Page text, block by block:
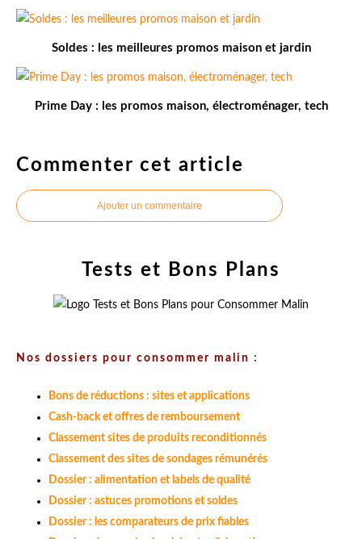
Soldes : les meilleures promos maison et jardin
Prime Day : les promos maison, électroménager, tech
Commenter cet article
Ajouter un commentaire
Tests et Bons Plans
Nos dossiers pour consommer malin :
Bons de réductions : sites et applications
Cash-back et offres de remboursement
Classement sites de produits reconditionnés
Classement des sites de sondages rémunérés
Dossier : alimentation et labels de qualité
Dossier : astuces promotions et soldes
Dossier : les comparateurs de prix fiables